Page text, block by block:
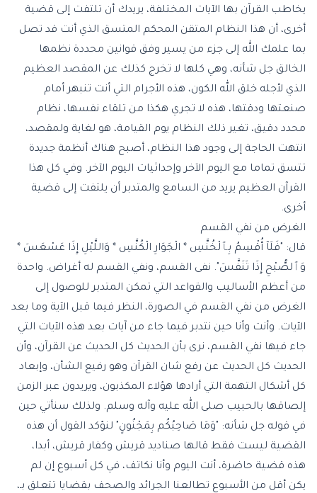
يخاطب القرآن بها الآيات المختلفة، يريدك أن تلتفت إلى قضية
أخرى، أن هذا النظام المتقن المحكم المتسق الذي أنت قد تصل
بما علمك الله إلى جزء من يسير وفق قوانين محددة نظمها
الخالق جل شأنه، وهي كلها لا تخرج كذلك عن المقصد العظيم
الذي لأجله خلق الله الكون، هذه الأجرام التي أنت تنبهر أمام
صنعتها ودقتها، هذه لا تجري هكذا من تلقاء نفسها، نظام
محدد دقيق، تغير ذلك النظام يوم القيامة، هو لغاية ولمقصد،
انتهت الحاجة إلى وجود هذا النظام، أصبح هناك أنظمة جديدة
تتسق تماما مع اليوم الآخر وإحداثيات اليوم الآخر. وفي كل هذا
القرآن العظيم يريد من السامع والمتدبر أن يلتفت إلى قضية
أخرى.
الغرض من نفي القسم
قال: "فَلَآ أُقْسِمُ بِٱلْخُنَّسِ * الْجَوَارِ الْكُنَّسِ * وَاللَّيْلِ إِذَا عَسْعَسَ *
وَٱلصُّبْحِ إِذَا تَنَفَّسَ". نفى القسم، ونفي القسم له أغراض. واحدة
من أعظم الأساليب والقواعد التي تمكن المتدبر للوصول إلى
الغرض من نفي القسم في الصورة، النظر فيما قبل الآية وما بعد
الآيات. وأنت وأنا حين نتدبر فيما جاء من آيات بعد هذه الآيات التي
جاء فيها نفي القسم، نرى بأن الحديث كل الحديث عن القرآن، وأن
الحديث كل الحديث عن رفع شان القرآن وهو رفيع الشأن، وإبعاد
كل أشكال التهمة التي أرادها هؤلاء المكذبون، ويريدون عبر الزمن
إلصاقها بالحبيب صلى الله عليه وآله وسلم. ولذلك سنأتي حين
في قوله جل شأنه: " وَمَا صَاحِبُكُم بِمَجْنُونٍ " لنؤكد القول أن هذه
القضية ليست فقط قالها صناديد قريش وكفار قريش، أبدا،
هذه قضية حاضرة، أنت اليوم وأنا نكاتف، في كل أسبوع إن لم
يكن أقل من الأسبوع تطالعنا الجرائد والصحف بقضايا تتعلق بـ،